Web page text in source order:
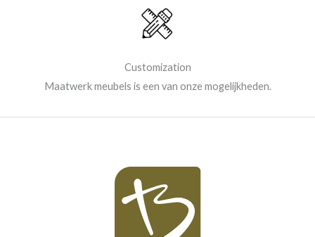
Customization
Maatwerk meubels is een van onze mogelijkheden.